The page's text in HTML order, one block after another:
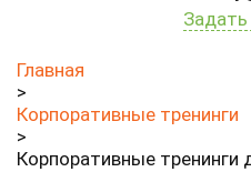
Главная
>
Корпоративные тренинги
>
Корпоративные тренинги